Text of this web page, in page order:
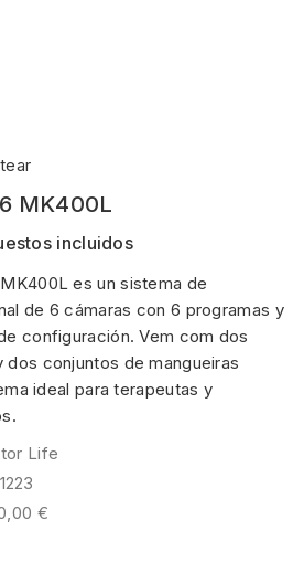
MK400L
incluidos
es un sistema de
de 6 cámaras con 6 programas y
configuración. Vem com dos
dos conjuntos de mangueiras
ideal para terapeutas y
Life
€